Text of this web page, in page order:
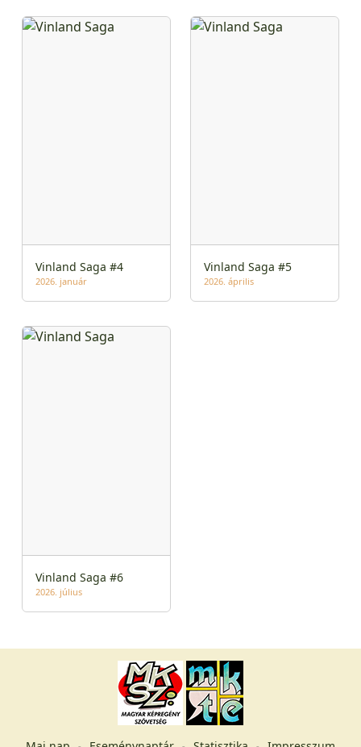
Vinland Saga #4
2026. január
Vinland Saga #5
2026. április
Vinland Saga #6
2026. július